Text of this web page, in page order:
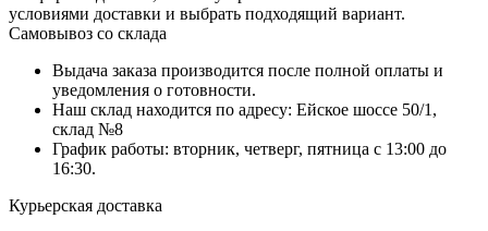
условиями доставки и выбрать подходящий вариант.
Самовывоз со склада
Выдача заказа производится после полной оплаты и
уведомления о готовности.
Наш склад находится по адресу: Ейское шоссе 50/1,
склад №8
График работы: вторник, четверг, пятница с 13:00 до
16:30.
Курьерская доставка